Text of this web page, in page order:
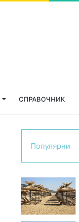
СПРАВОЧНИК
Популярни